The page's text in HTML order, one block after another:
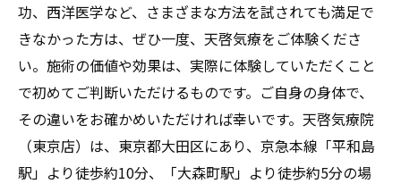
功、西洋医学など、さまざまな方法を試されても満足で
きなかった方は、ぜひ一度、天啓気療をご体験くださ
い。施術の価値や効果は、実際に体験していただくこと
で初めてご判断いただけるものです。ご自身の身体で、
その違いをお確かめいただければ幸いです。天啓気療院
（東京店）は、東京都大田区にあり、京急本線「平和島
駅」より徒歩約10分、「大森町駅」より徒歩約5分の場